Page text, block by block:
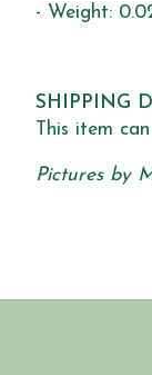
- Weight:
SHIPPING
This item
Pictures by